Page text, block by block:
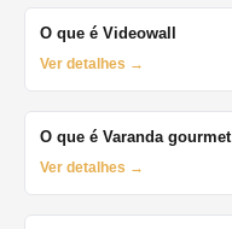
O que é Videowall
Ver detalhes →
O que é Varanda gourmet
Ver detalhes →